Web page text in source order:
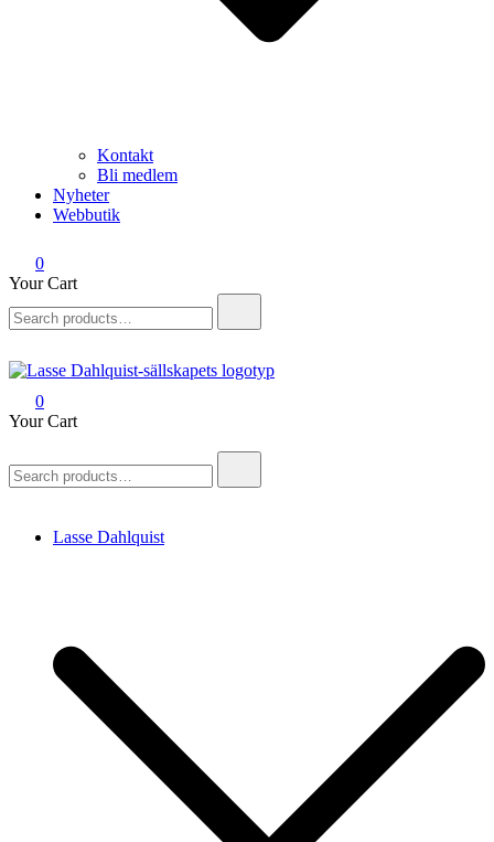
Kontakt
Bli medlem
Nyheter
Webbutik
0
Your Cart
for:
Lasse Dahlquist-sällskapet
Allt om Lasse Dahlquist – kompositör, musiker, artist, kåsör och
skådespelare
0
Your Cart
for:
Lasse Dahlquist